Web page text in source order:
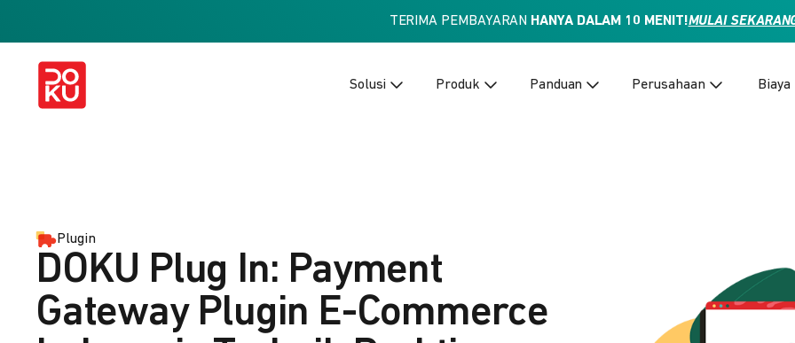
TERIMA PEMBAYARAN HANYA DALAM 10 MENIT!MULAI
Solusi Produk Panduan Perusahaan Biaya
Plugin
DOKU Plug In: Payment
Gateway Plugin E-Commerce